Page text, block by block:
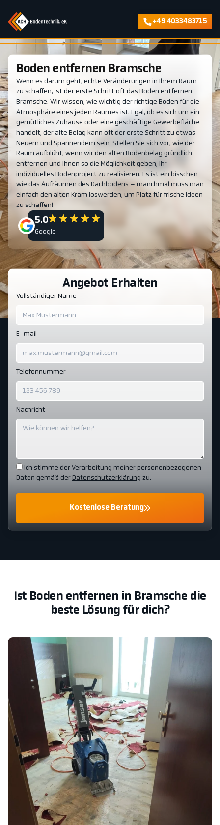
+49 4033483715
Boden entfernen Bramsche
Wenn es darum geht, echte Veränderungen in Ihrem Raum
zu schaffen, ist der erste Schritt oft das Boden entfernen
Bramsche. Wir wissen, wie wichtig der richtige Boden für die
Atmosphäre eines jeden Raumes ist. Egal, ob es sich um ein
gemütliches Zuhause oder eine geschäftige Gewerbefläche
handelt, der alte Belag kann oft der erste Schritt zu etwas
Neuem und Spannendem sein. Stellen Sie sich vor, wie der
Raum aufblüht, wenn wir den alten Bodenbelag gründlich
entfernen und Ihnen so die Möglichkeit geben, Ihr
individuelles Bodenproject zu realisieren. Es ist ein bisschen
wie das Aufräumen des Dachbodens – manchmal muss man
einfach den alten Kram loswerden, um Platz für frische Ideen
zu schaffen!
5.0
Google
Angebot Erhalten
Vollständiger Name
E-mail
Telefonnummer
Nachricht
Ich stimme der Verarbeitung meiner personenbezogenen
Daten gemäß der Datenschutzerklärung zu.
Kostenlose Beratung
Ist Boden entfernen in Bramsche die
beste Lösung für dich?